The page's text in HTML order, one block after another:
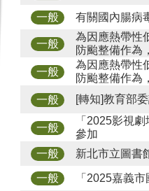
一般 有關國內腸病
一般
為因應熱帶性
防颱整備作為
一般
為因應熱帶性
防颱整備作為
一般
[轉知]教育部
一般
「2025影視
參加
一般
新北市立圖書
一般 「2025嘉義